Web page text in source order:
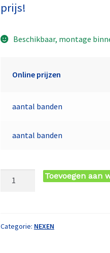
prijs!
Beschikbaar, montage
Online prijzen
aantal banden
aantal banden
NEXEN
Toevoegen aan
Categorie: NEXEN